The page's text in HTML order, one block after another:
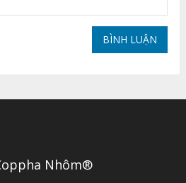
Nhôm®